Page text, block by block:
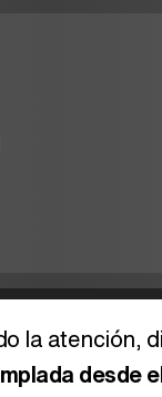
la atención,
desde